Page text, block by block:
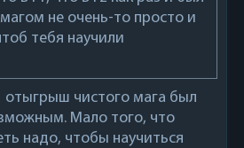
не очень-то просто и
тебя научили
отыгрыш чистого мага был
Мало того, что
надо, чтобы научиться